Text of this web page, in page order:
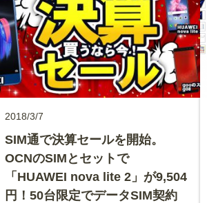
2018/3/7
SIM通で決算セールを開始。
OCNのSIMとセットで
「HUAWEI nova lite 2」が9,504
円！50台限定でデータSIM契約